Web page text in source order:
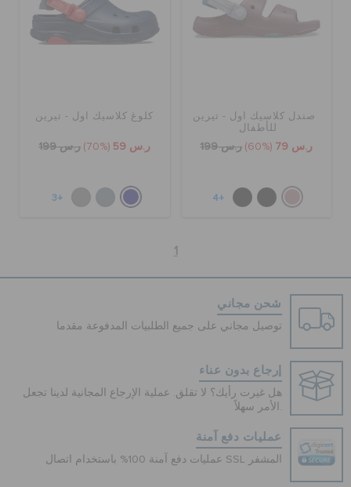
صندل كلاسيك اول - تيرين
للأطفال
ر.س 79 (60%) ر.س 199
+4
كلوغ كلاسيك اول - تيرين
ر.س 59 (70%) ر.س 199
+3
1
شحن مجاني
توصيل مجاني على جميع الطلبيات المدفوعة مقدما
إرجاع بدون عناء
هل غيرت رأيك؟ لا تقلق. عملية الإرجاع المجانية لدينا تجعل
الأمر سهلاً.
عمليات دفع آمنة
عمليات دفع آمنة 100% باستخدام اتصال SSL المشفر